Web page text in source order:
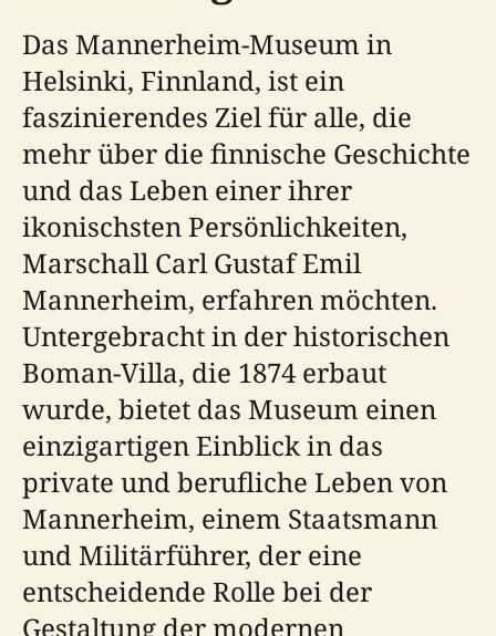
Das Mannerheim-Museum in
Helsinki, Finnland, ist ein
faszinierendes Ziel für alle, die
mehr über die finnische Geschichte
und das Leben einer ihrer
ikonischsten Persönlichkeiten,
Marschall Carl Gustaf Emil
Mannerheim, erfahren möchten.
Untergebracht in der historischen
Boman-Villa, die 1874 erbaut
wurde, bietet das Museum einen
einzigartigen Einblick in das
private und berufliche Leben von
Mannerheim, einem Staatsmann
und Militärführer, der eine
entscheidende Rolle bei der
Gestaltung der modernen